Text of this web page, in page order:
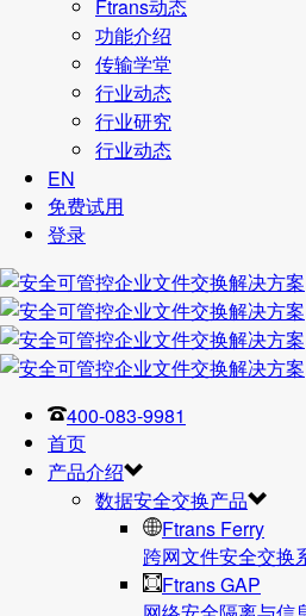
Ftrans动态
功能介绍
传输学堂
行业动态
行业研究
行业动态
EN
免费试用
登录
400-083-9981
首页
产品介绍
数据安全交换产品
Ftrans Ferry
跨网文件安全交换
Ftrans GAP